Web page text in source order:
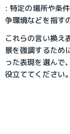
: 特定の場所や条
争環境などを指す
これらの言い換え
景を強調するため
った表現を選んで
役立ててください。